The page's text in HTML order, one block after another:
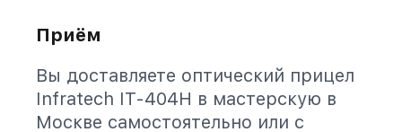
Приём
Вы доставляете оптический прицел
Infratech IT-404H в мастерскую в
Москве самостоятельно или с